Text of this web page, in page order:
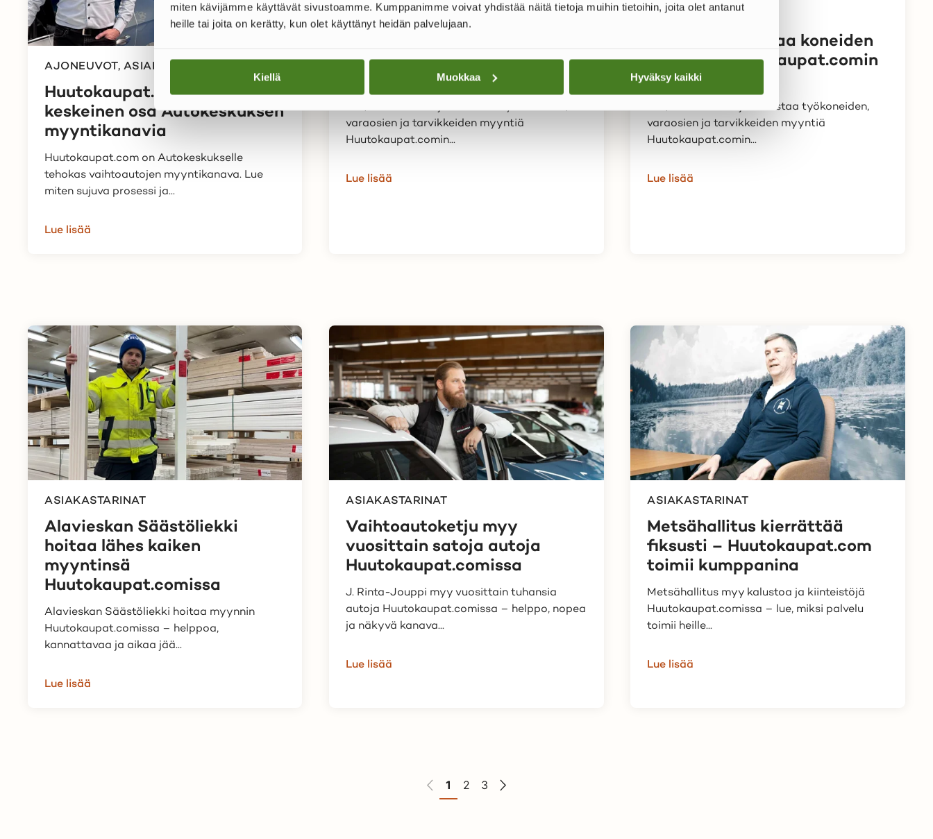
miten kävijämme käyttävät sivustoamme. Kumppanimme voivat yhdistää näitä tietoja muihin tietoihin, joita olet antanut
heille tai joita on kerätty, kun olet käyttänyt heidän palvelujaan.
Kiellä Muokkaa Hyväksy kaikki
AJONEUVOT, ASIAKASTARINAT
Huutokaupat.com on
keskeinen osa Autokeskuksen
myyntikanavia
Huutokaupat.com on Autokeskukselle
tehokas vaihtoautojen myyntikanava. Lue
miten sujuva prosessi ja...
Lue lisää
ASIAKASTARINAT
Huutokaupat.comia
tehokkaasti
varaosien ja tarvikkeiden myyntiä
Huutokaupat.comin...
Lue lisää
ASIAKASTARINAT
Hankkija tehostaa koneiden
myyntiä Huutokaupat.comin
avulla
Lue, miten Hankkija tehostaa työkoneiden,
varaosien ja tarvikkeiden myyntiä
Huutokaupat.comin...
Lue lisää
ASIAKASTARINAT
Alavieskan Säästöliekki
hoitaa lähes kaiken
myyntinsä
Huutokaupat.comissa
Alavieskan Säästöliekki hoitaa myynnin
Huutokaupat.comissa – helppoa,
kannattavaa ja aikaa jää...
Lue lisää
ASIAKASTARINAT
Vaihtoautoketju myy
vuosittain satoja autoja
Huutokaupat.comissa
J. Rinta-Jouppi myy vuosittain tuhansia
autoja Huutokaupat.comissa – helppo, nopea
ja näkyvä kanava...
Lue lisää
ASIAKASTARINAT
Metsähallitus kierrättää
fiksusti – Huutokaupat.com
toimii kumppanina
Metsähallitus myy kalustoa ja kiinteistöjä
Huutokaupat.comissa – lue, miksi palvelu
toimii heille...
Lue lisää
1 2 3